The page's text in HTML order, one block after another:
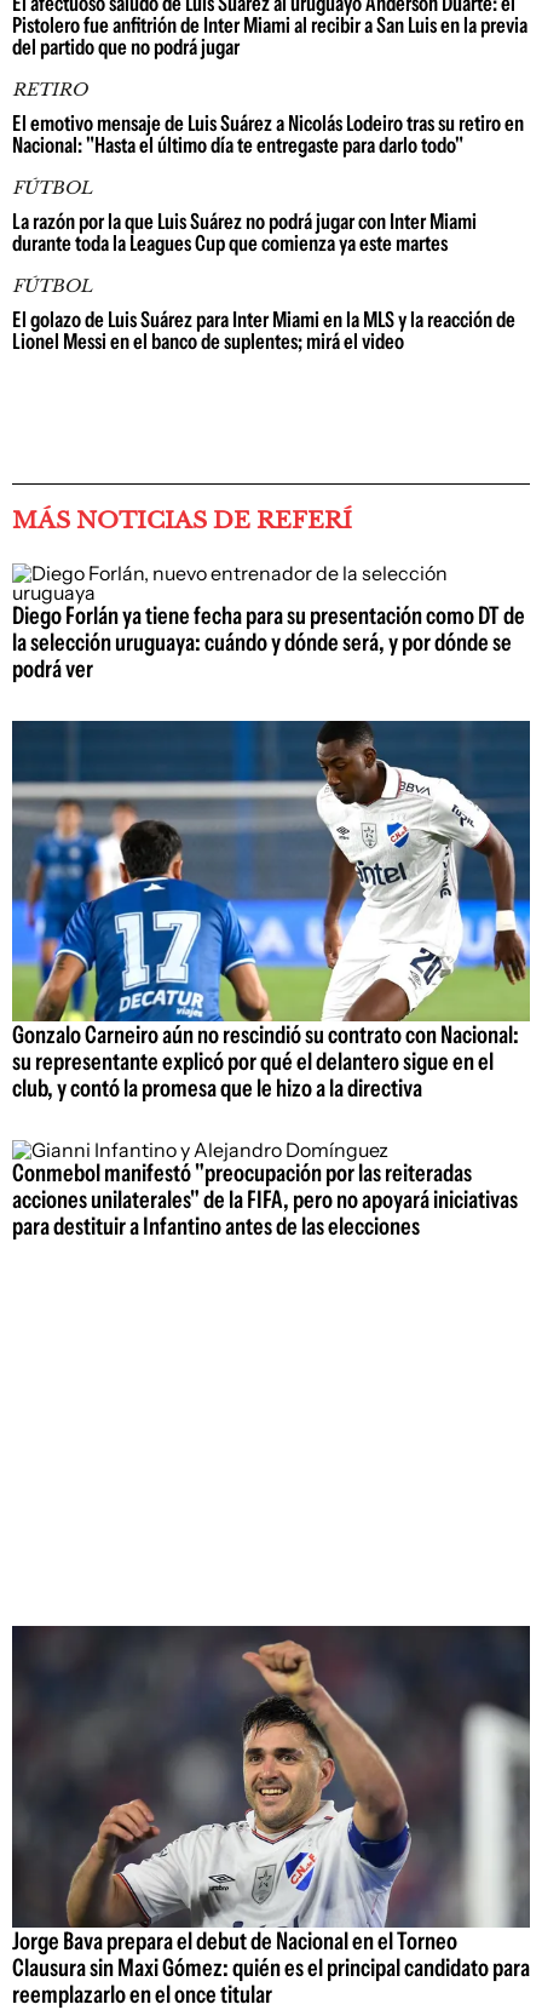
Pistolero fue anfitrión de Inter Miami al recibir a San Luis en la previa
del partido que no podrá jugar
RETIRO
El emotivo mensaje de Luis Suárez a Nicolás Lodeiro tras su retiro en
Nacional: "Hasta el último día te entregaste para darlo todo"
FÚTBOL
La razón por la que Luis Suárez no podrá jugar con Inter Miami
durante toda la Leagues Cup que comienza ya este martes
FÚTBOL
El golazo de Luis Suárez para Inter Miami en la MLS y la reacción de
Lionel Messi en el banco de suplentes; mirá el video
MÁS NOTICIAS DE REFERÍ
Diego Forlán ya tiene fecha para su presentación como DT de
la selección uruguaya: cuándo y dónde será, y por dónde se
podrá ver
Gonzalo Carneiro aún no rescindió su contrato con Nacional:
su representante explicó por qué el delantero sigue en el
club, y contó la promesa que le hizo a la directiva
Conmebol manifestó "preocupación por las reiteradas
acciones unilaterales" de la FIFA, pero no apoyará iniciativas
para destituir a Infantino antes de las elecciones
Jorge Bava prepara el debut de Nacional en el Torneo
Clausura sin Maxi Gómez: quién es el principal candidato para
reemplazarlo en el once titular